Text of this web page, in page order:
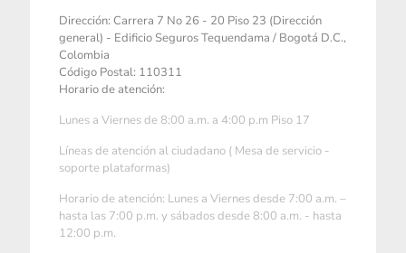
Dirección: Carrera 7 No 26 - 20 Piso 23 (Dirección
general) - Edificio Seguros Tequendama / Bogotá D.C.,
Colombia
Código Postal: 110311
Horario de atención:
Lunes a Viernes de 8:00 a.m. a 4:00 p.m Piso 17
Líneas de atención al ciudadano ( Mesa de servicio -
soporte plataformas)
Horario de atención: Lunes a Viernes desde 7:00 a.m. –
hasta las 7:00 p.m. y sábados desde 8:00 a.m. - hasta
12:00 p.m.